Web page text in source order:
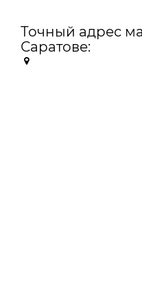
Точный адрес
Саратове: